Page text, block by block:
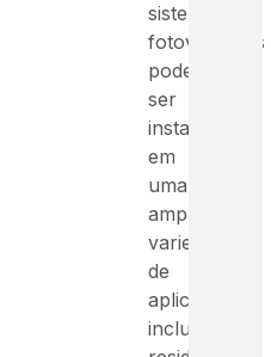
sistemas
fotovoltaicos
podem
ser
instalados
em
uma
ampla
variedade
de
aplicações,
incluindo